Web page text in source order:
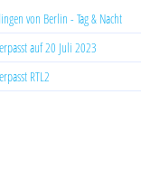
von Berlin - Tag & Nacht
auf 20 Juli 2023
RTL2